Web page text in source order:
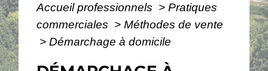
Accueil professionnels > Pratiques
commerciales > Méthodes de vente
> Démarchage à domicile